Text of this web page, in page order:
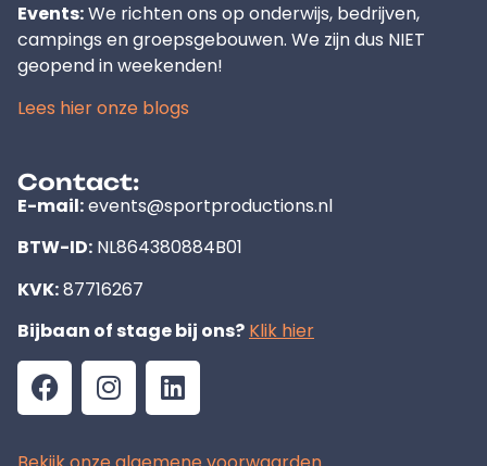
Events:We richten ons op onderwijs, bedrijven,
campings en groepsgebouwen. We zijn dus NIET
geopend in weekenden!
Lees hier onze blogs
Contact:
E-mail:events@sportproductions.nl
BTW-ID: NL864380884B01
KVK:87716267
Bijbaan of stage bij ons? Klik hier